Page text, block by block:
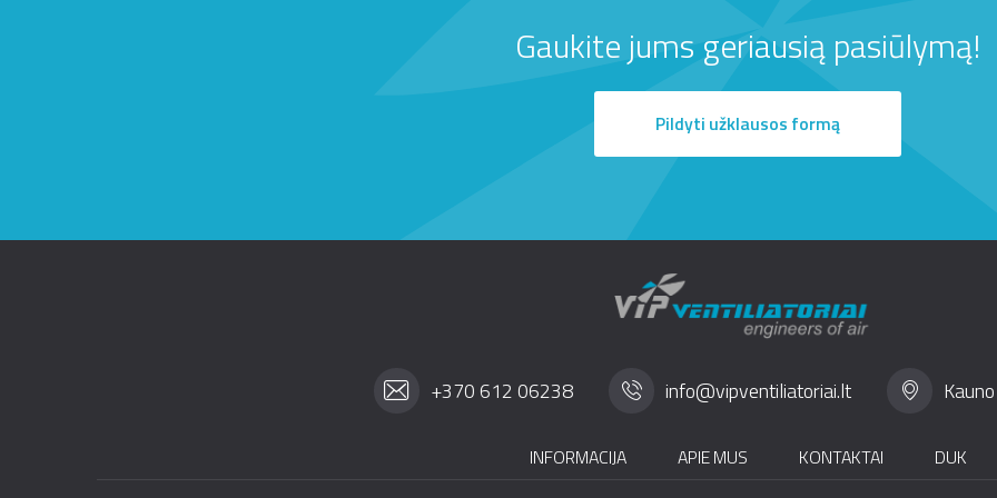
Gaukite jums geriausią pasiūlymą!
Pildyti užklausos formą
+370 612 06238 info@vipventiliatoriai.lt
INFORMACIJA APIE MUS KONTAKTAI DUK